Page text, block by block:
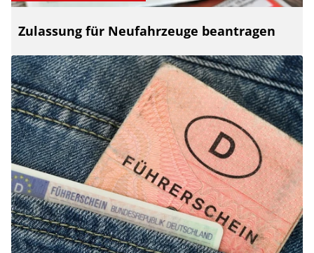
Zulassung für Neufahrzeuge beantragen